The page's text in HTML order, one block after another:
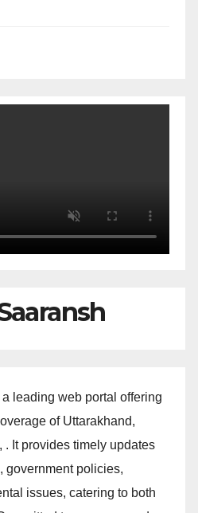
leading web portal offering
of Uttarakhand,
. It provides timely updates
government policies,
issues, catering to both